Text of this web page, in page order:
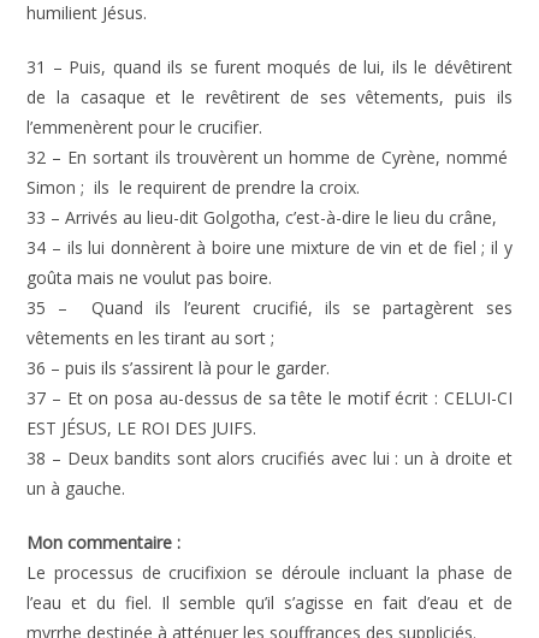
humilient Jésus.
31 – Puis, quand ils se furent moqués de lui, ils le dévêtirent
de la casaque et le revêtirent de ses vêtements, puis ils
l’emmenèrent pour le crucifier.
32 – En sortant ils trouvèrent un homme de Cyrène, nommé
Simon ; ils le requirent de prendre la croix.
33 – Arrivés au lieu-dit Golgotha, c’est-à-dire le lieu du crâne,
34 – ils lui donnèrent à boire une mixture de vin et de fiel ; il y
goûta mais ne voulut pas boire.
35 – Quand ils l’eurent crucifié, ils se partagèrent ses
vêtements en les tirant au sort ;
36 – puis ils s’assirent là pour le garder.
37 – Et on posa au-dessus de sa tête le motif écrit : CELUI-CI
EST JÉSUS, LE ROI DES JUIFS.
38 – Deux bandits sont alors crucifiés avec lui : un à droite et
un à gauche.
Mon commentaire :
Le processus de crucifixion se déroule incluant la phase de
l’eau et du fiel. Il semble qu’il s’agisse en fait d’eau et de
myrrhe destinée à atténuer les souffrances des suppliciés.